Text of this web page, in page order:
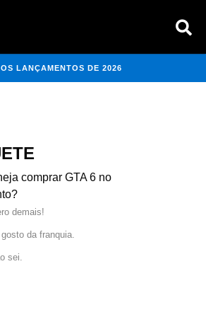
LANÇAMENTOS DE 2026
comprar GTA 6 no
demais!
da franquia.
sei.